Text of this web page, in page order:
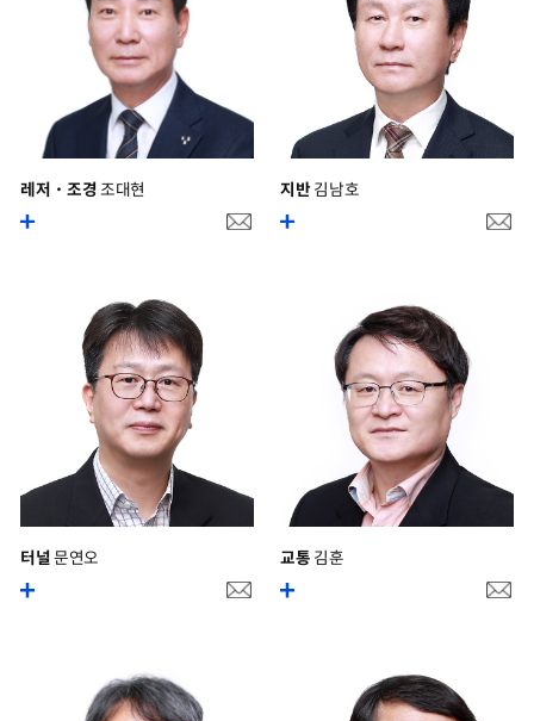
레저・조경조대현 지반김남호
터널 문연오 교통 김훈